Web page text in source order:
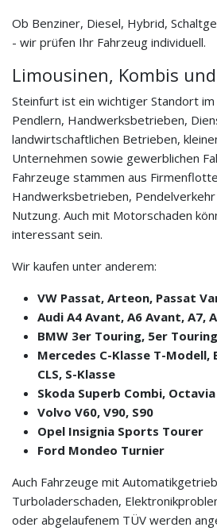
Ob Benziner, Diesel, Hybrid,
- wir prüfen Ihr Fahrzeug individuell.
Limousinen, Kombis
Steinfurt ist ein wichtiger Standort
Pendlern, Handwerksbetrieben,
landwirtschaftlichen Betrieben,
Unternehmen sowie gewerblichen
Fahrzeuge stammen aus
Handwerksbetrieben,
Nutzung. Auch mit Motorschaden
interessant sein.
Wir kaufen unter anderem:
VW Passat, Arteon, Passat
Audi A4 Avant, A6 Avant, A7,
BMW 3er Touring, 5er
Mercedes C-Klasse T-Modell,
CLS, S-Klasse
Skoda Superb Combi,
Volvo V60, V90, S90
Opel Insignia Sports Tourer
Ford Mondeo Turnier
Auch Fahrzeuge mit
Turboladerschaden,
oder abgelaufenem TÜV werden